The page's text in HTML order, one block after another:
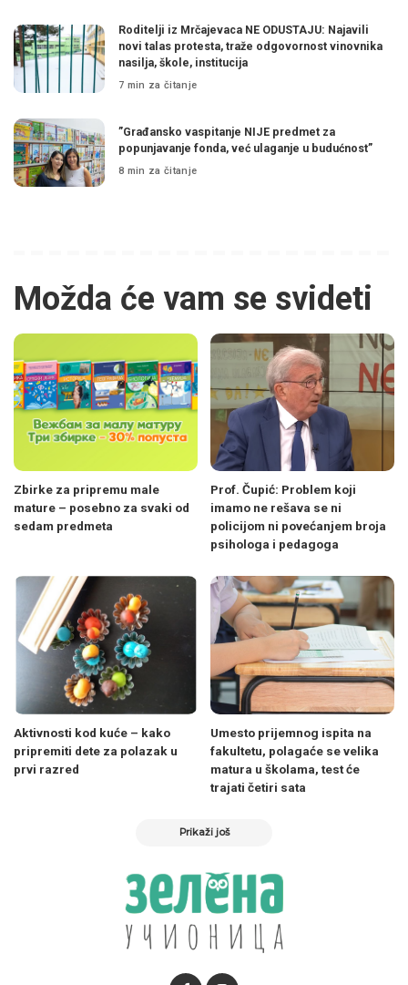
Roditelji iz Mrčajevaca NE ODUSTAJU: Najavili
novi talas protesta, traže odgovornost vinovnika
nasilja, škole, institucija
7 min za čitanje
”Građansko vaspitanje NIJE predmet za
popunjavanje fonda, već ulaganje u budućnost”
8 min za čitanje
Možda će vam se svideti
Zbirke za pripremu male
mature – posebno za svaki od
sedam predmeta
Prof. Čupić: Problem koji
imamo ne rešava se ni
policijom ni povećanjem broja
psihologa i pedagoga
Aktivnosti kod kuće – kako
pripremiti dete za polazak u
prvi razred
Umesto prijemnog ispita na
fakultetu, polagaće se velika
matura u školama, test će
trajati četiri sata
Prikaži još